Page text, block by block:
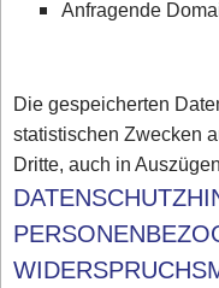
Anfragende
Die gespeicherten
statistischen Zwecken
Dritte, auch in